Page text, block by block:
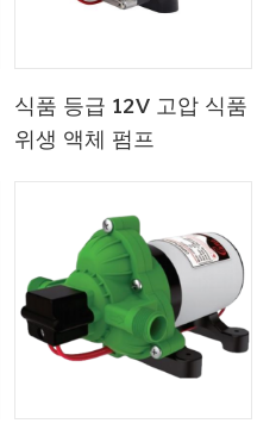
식품 등급 12V 고압 식품
위생 액체 펌프